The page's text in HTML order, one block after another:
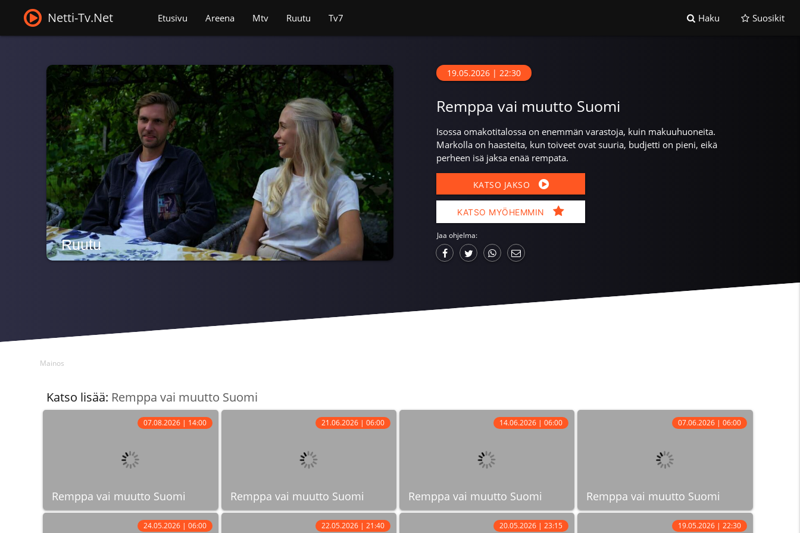
Netti-Tv.Net Etusivu Areena Mtv Ruutu Tv7 Haku Suosikit
Ruutu
19.05.2026 | 22:30
Remppa vai muutto Suomi
Isossa omakotitalossa on enemmän varastoja, kuin makuuhuoneita.
Markolla on haasteita, kun toiveet ovat suuria, budjetti on pieni, eikä
perheen isä jaksa enää rempata.
KATSO JAKSO
KATSO MYÖHEMMIN
Jaa ohjelma:
Mainos
Katso lisää: Remppa vai muutto Suomi
Remppa vai muutto Suomi
07.08.2026 | 14:00
Remppa vai muutto Suomi
21.06.2026 | 06:00
Remppa vai muutto Suomi
14.06.2026 | 06:00
Remppa vai muutto Suomi
07.06.2026 | 06:00
24.05.2026 | 06:00 22.05.2026 | 21:40 20.05.2026 | 23:15 19.05.2026 | 22:30